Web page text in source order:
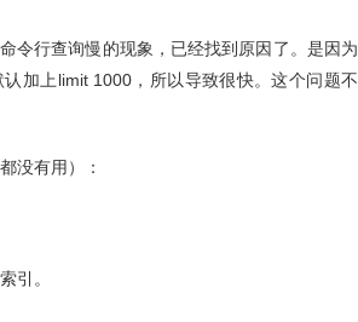
令行查询慢的现象，已经找到原因了。是因为
加上limit 1000，所以导致很快。这个问题不
没有用）：
引。